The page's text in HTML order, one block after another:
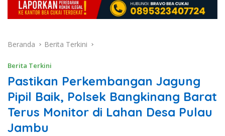
Beranda Berita Terkini
Berita Terkini
Pastikan Perkembangan Jagung
Pipil Baik, Polsek Bangkinang Barat
Terus Monitor di Lahan Desa Pulau
Jambu